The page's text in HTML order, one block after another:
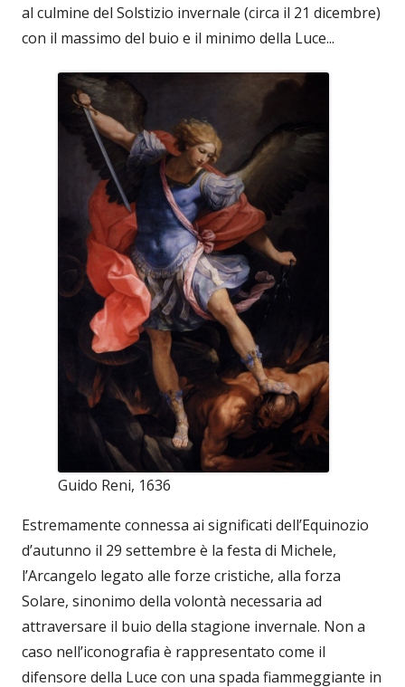
al culmine del Solstizio invernale (circa il 21 dicembre)
con il massimo del buio e il minimo della Luce...
Guido Reni, 1636
Estremamente connessa ai significati dell’Equinozio
d’autunno il 29 settembre è la festa di Michele,
l’Arcangelo legato alle forze cristiche, alla forza
Solare, sinonimo della volontà necessaria ad
attraversare il buio della stagione invernale. Non a
caso nell’iconografia è rappresentato come il
difensore della Luce con una spada fiammeggiante in